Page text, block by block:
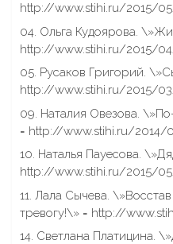
http://www.stihi.ru/2015/
04. Ольга Кудоярова.
http://www.stihi.ru/2015/
05. Русаков Григорий.
http://www.stihi.ru/2015/
09. Наталия Овезова.
= http://www.stihi.ru/2014/
10. Наталья Пауесова.
http://www.stihi.ru/2015/
11. Лала Сычева.
тревогу!\» = http://
14. Светлана Платицина.